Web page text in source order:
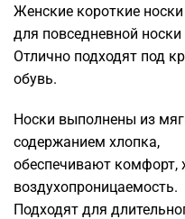
Женские короткие
для повседневной
Отлично подходят под
обувь.
Носки выполнены из
содержанием хлопка,
обеспечивают комфорт,
воздухопроницаемость.
Подходят для